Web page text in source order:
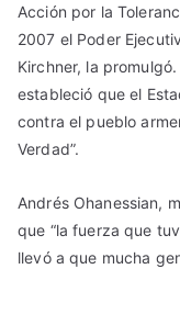
Acción por la
2007 el Poder
Kirchner, la
estableció que el
contra el pueblo
Verdad”.
Andrés Ohanessian,
que “la fuerza que
llevó a que mucha